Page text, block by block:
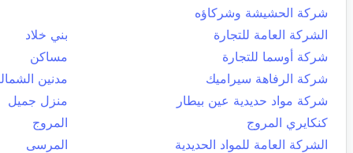
شركة الحشيشة وشركاؤه
الشركة العامة للتجارة
بني خلاد
شركة أوسما للتجارة
مساكن
شركة الرفاهة سيراميك
مدنين
شركة مواد حديدية عين بيطار
منزل جميل
كنكايري المروج
المروج
الشركة العامة للمواد الحديدية
المرسى